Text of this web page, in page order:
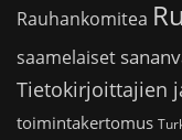
Rauhankomitea
saamelaiset
Tietokirjoittajien
toimintakertomus